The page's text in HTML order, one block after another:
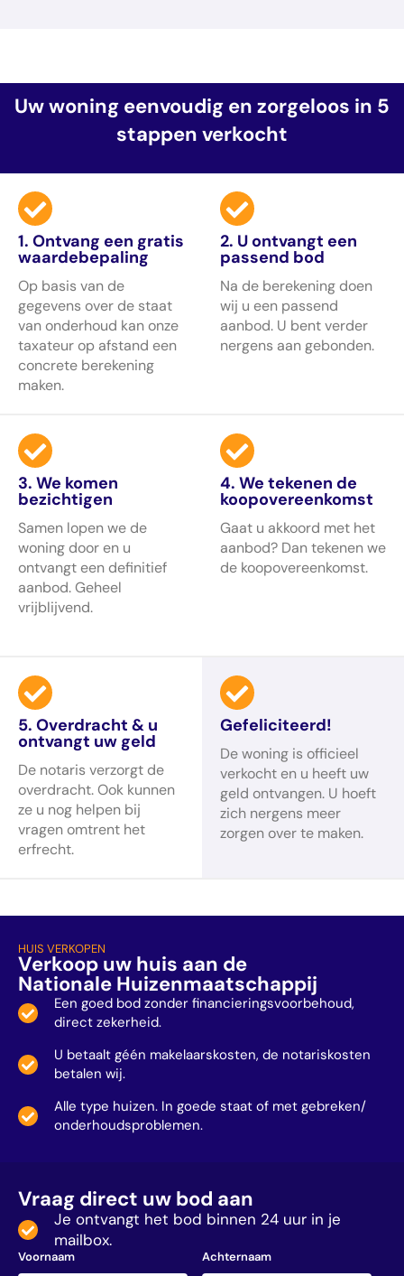
Uw woning eenvoudig en zorgeloos in 5
stappen verkocht
1. Ontvang een gratis
waardebepaling
Op basis van de
gegevens over de staat
van onderhoud kan onze
taxateur op afstand een
concrete berekening
maken.
2. U ontvangt een
passend bod
Na de berekening doen
wij u een passend
aanbod. U bent verder
nergens aan gebonden.
3. We komen
bezichtigen
Samen lopen we de
woning door en u
ontvangt een definitief
aanbod. Geheel
vrijblijvend.
4. We tekenen de
koopovereenkomst
Gaat u akkoord met het
aanbod? Dan tekenen we
de koopovereenkomst.
5. Overdracht & u
ontvangt uw geld
De notaris verzorgt de
overdracht. Ook kunnen
ze u nog helpen bij
vragen omtrent het
erfrecht.
Gefeliciteerd!
De woning is officieel
verkocht en u heeft uw
geld ontvangen. U hoeft
zich nergens meer
zorgen over te maken.
HUIS VERKOPEN
Verkoop uw huis aan de
Nationale Huizenmaatschappij
Een goed bod zonder financieringsvoorbehoud,
direct zekerheid.
U betaalt géén makelaarskosten, de notariskosten
betalen wij.
Alle type huizen. In goede staat of met gebreken/
onderhoudsproblemen.
Vraag direct uw bod aan
Je ontvangt het bod binnen 24 uur in je
mailbox.
Voornaam Achternaam